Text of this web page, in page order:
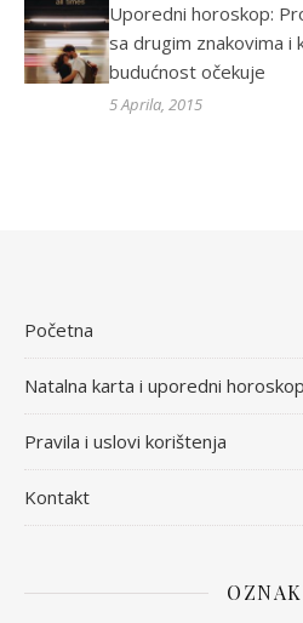
Uporedni horoskop:
sa drugim znakovima i
budućnost očekuje
5 Aprila, 2015
Početna
Natalna karta i uporedni horoskop
Pravila i uslovi korištenja
Kontakt